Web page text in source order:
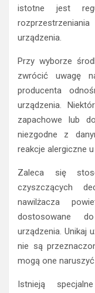
istotne jest
urządzenia.
Przy wyborze
zwrócić uwagę
producenta
urządzenia.
zapachowe lub
niezgodne z
reakcje alergiczne
Zaleca się
czyszczących
nawilżacza
dostosowane
urządzenia. Unikaj
nie są
mogą one
Istnieją